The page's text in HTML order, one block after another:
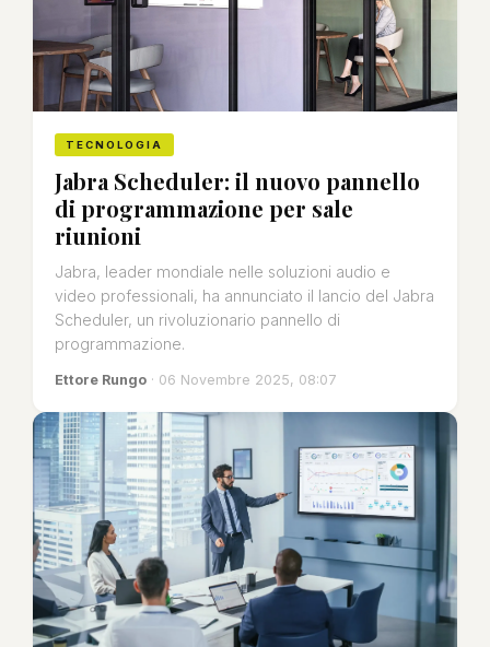
TECNOLOGIA
Jabra Scheduler: il nuovo pannello
di programmazione per sale
riunioni
Jabra, leader mondiale nelle soluzioni audio e
video professionali, ha annunciato il lancio del Jabra
Scheduler, un rivoluzionario pannello di
programmazione.
Ettore Rungo · 06 Novembre 2025, 08:07